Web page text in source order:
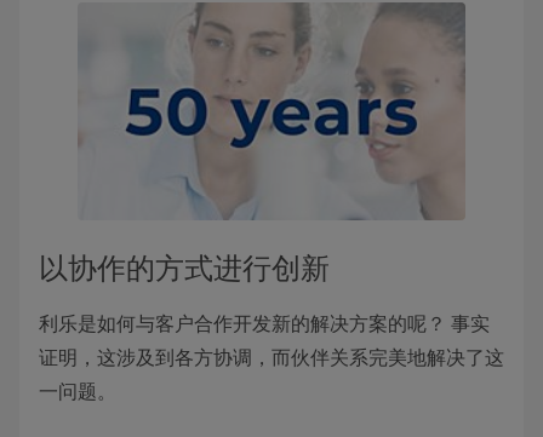
以协作的方式进行创新
利乐是如何与客户合作开发新的解决方案的呢？ 事实
证明，这涉及到各方协调，而伙伴关系完美地解决了这
一问题。